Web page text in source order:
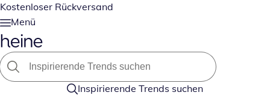
Kostenloser Rückversand
Menü
Inspirierende Trends suchen